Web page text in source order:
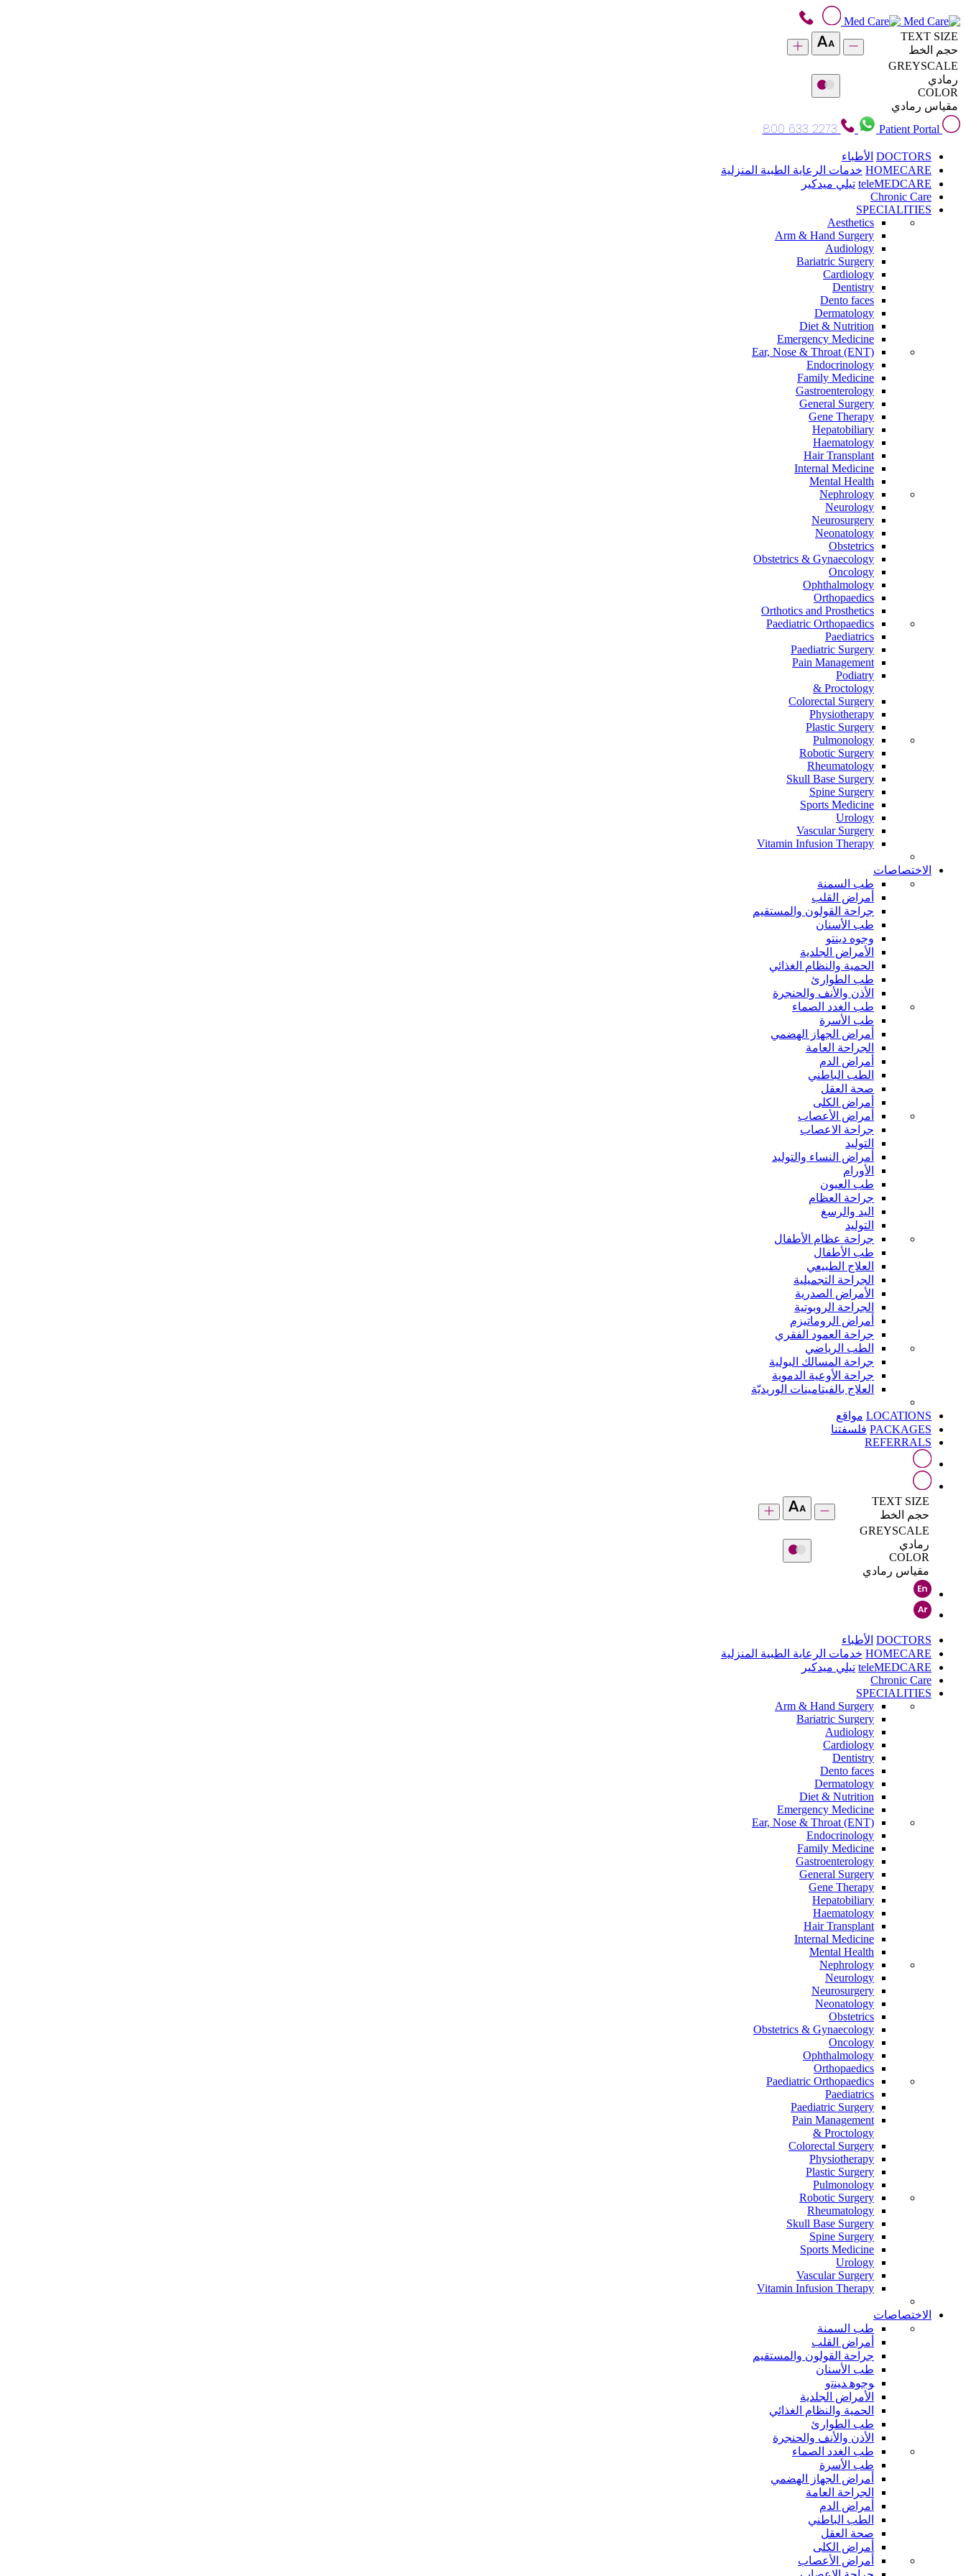
TEXT SIZE
حجم الخط
GREYSCALE
رمادي
COLOR
مقياس رمادي
Patient Portal
800 633 2273
DOCTORS الأطباء
HOMECARE خدمات الرعاية الطبية المنزلية
teleMEDCARE تيلي ميدكير
Chronic Care
SPECIALITIES
Aesthetics
Arm & Hand Surgery
Audiology
Bariatric Surgery
Cardiology
Dentistry
Dento faces
Dermatology
Diet & Nutrition
Emergency Medicine
Ear, Nose & Throat (ENT)
Endocrinology
Family Medicine
Gastroenterology
General Surgery
Gene Therapy
Hepatobiliary
Haematology
Hair Transplant
Internal Medicine
Mental Health
Nephrology
Neurology
Neurosurgery
Neonatology
Obstetrics
Obstetrics & Gynaecology
Oncology
Ophthalmology
Orthopaedics
Orthotics and Prosthetics
Paediatric Orthopaedics
Paediatrics
Paediatric Surgery
Pain Management
Podiatry
Proctology &
Colorectal Surgery
Physiotherapy
Plastic Surgery
Pulmonology
Robotic Surgery
Rheumatology
Skull Base Surgery
Spine Surgery
Sports Medicine
Urology
Vascular Surgery
Vitamin Infusion Therapy
الاختصاصات
طب السمنة
أمراض القلب
جراحة القولون والمستقيم
طب الأسنان
وجوه دينتو
الأمراض الجلدية
الحمية والنظام الغذائي
طب الطوارئ
الأذن والأنف والحنجرة
طب الغدد الصماء
طب الأسرة
أمراض الجهاز الهضمي
الجراحة العامة
أمراض الدم
الطب الباطني
صحة العقل
أمراض الكلى
أمراض الأعصاب
جراحة الاعصاب
التوليد
أمراض النساء والتوليد
الأورام
طب العيون
جراحة العظام
اليد والرسغ
التوليد
جراحة عظام الأطفال
طب الأطفال
العلاج الطبيعي
الجراحة التجميلية
الأمراض الصدرية
الجراحة الروبوتية
أمراض الروماتيزم
جراحة العمود الفقري
الطب الرياضي
جراحة المسالك البولية
جراحة الأوعية الدموية
العلاج بالفيتامينات الوريديّة
LOCATIONS مواقع
PACKAGES فلسفتنا
REFERRALS
TEXT SIZE
حجم الخط
GREYSCALE
رمادي
COLOR
مقياس رمادي
DOCTORS الأطباء
HOMECARE خدمات الرعاية الطبية المنزلية
teleMEDCARE تيلي ميدكير
Chronic Care
SPECIALITIES
Arm & Hand Surgery
Bariatric Surgery
Audiology
Cardiology
Dentistry
Dento faces
Dermatology
Diet & Nutrition
Emergency Medicine
Ear, Nose & Throat (ENT)
Endocrinology
Family Medicine
Gastroenterology
General Surgery
Gene Therapy
Hepatobiliary
Haematology
Hair Transplant
Internal Medicine
Mental Health
Nephrology
Neurology
Neurosurgery
Neonatology
Obstetrics
Obstetrics & Gynaecology
Oncology
Ophthalmology
Orthopaedics
Paediatric Orthopaedics
Paediatrics
Paediatric Surgery
Pain Management
Proctology &
Colorectal Surgery
Physiotherapy
Plastic Surgery
Pulmonology
Robotic Surgery
Rheumatology
Skull Base Surgery
Spine Surgery
Sports Medicine
Urology
Vascular Surgery
Vitamin Infusion Therapy
الاختصاصات
طب السمنة
أمراض القلب
جراحة القولون والمستقيم
طب الأسنان
ﻮﺟﻮﻫ ﺪﻴﻨﺗﻭ
الأمراض الجلدية
الحمية والنظام الغذائي
طب الطوارئ
الأذن والأنف والحنجرة
طب الغدد الصماء
طب الأسرة
أمراض الجهاز الهضمي
الجراحة العامة
أمراض الدم
الطب الباطني
صحة العقل
أمراض الكلى
أمراض الأعصاب